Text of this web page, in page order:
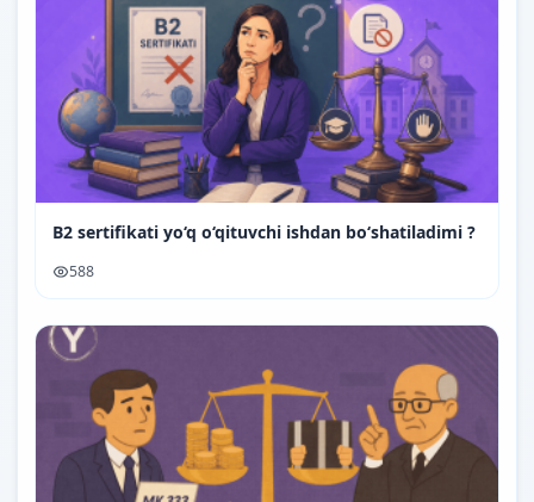
B2 sertifikati yo‘q o‘qituvchi ishdan bo‘shatiladimi ?
588